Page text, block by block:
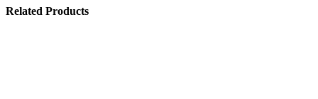
Related Products